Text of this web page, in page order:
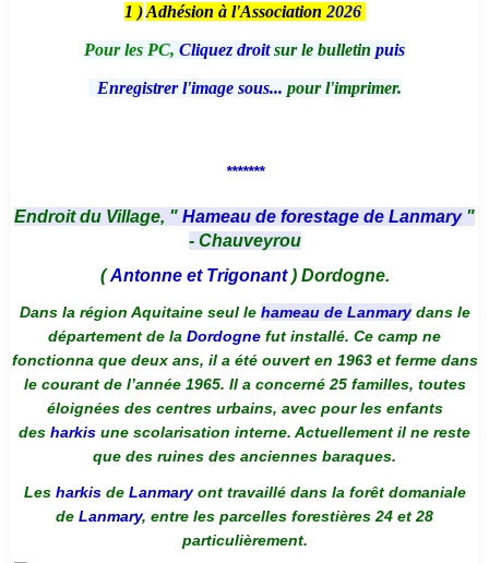
1 ) Adhésion à l'Association 2026
Pour les PC, Cliquez droitsur le bulletin puis
Enregistrer l'image sous... pour l'imprimer.
*******
Endroit du Village, " Hameau de forestage de Lanmary "
- Chauveyrou
(Antonne et Trigonant) Dordogne.
Dans la région Aquitaine seul le hameau de Lanmarydans le
département de la Dordogne fut installé. Ce camp ne
fonctionna que deux ans, il a été ouvert en 1963 et ferme dans
le courant de l’année 1965. Il a concerné 25 familles, toutes
éloignées des centres urbains, avec pour les enfants
des harkis une scolarisation interne. Actuellement il ne reste
que des ruines des anciennes baraques.
Les harkis de Lanmaryont travaillé dans la forêt domaniale
de Lanmary, entre les parcelles forestières 24 et 28
particulièrement.